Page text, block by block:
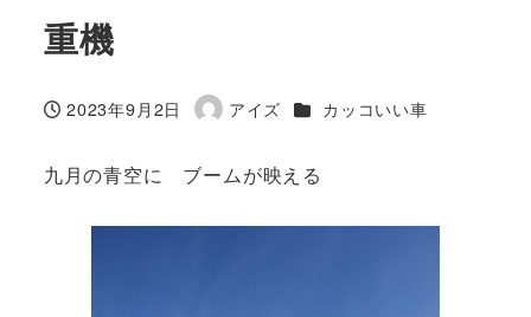
重機
投稿日
2023年9月2日
著
アイズ カテゴリー
カッコいい車
九月の青空に ブームが映える